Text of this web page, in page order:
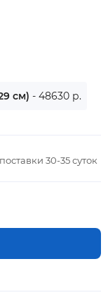
см) - 48630 р.
30-35 суток